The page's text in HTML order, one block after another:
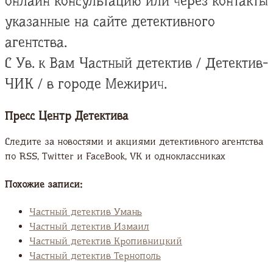
указанные на сайте детективного
агентства.
С Ув. к Вам Частный детектив / Детектив-
ЧИК / в городе Межирич.
Пресс Центр Детектива
Следите за новостями и акциями детективного агентства
по RSS, Twitter и FaсeBook, VK и одноклассниках
Похожие записи:
Частный детектив Умань
Частный детектив Измаил
Частный детектив Кропивницкий
Частный детектив Тернополь